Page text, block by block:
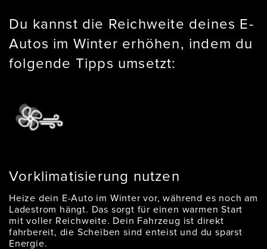
Du kannst die Reichweite deines E-
Autos im Winter erhöhen, indem du
folgende Tipps umsetzt:
Vorklimatisierung nutzen
Heize dein E-Auto im Winter vor, während es noch am
Ladestrom hängt. Das sorgt für einen warmen Start
mit voller Reichweite. Dein Fahrzeug ist direkt
fahrbereit, die Scheiben sind enteist und du sparst
Energie.